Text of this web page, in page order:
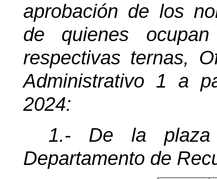
aprobación de los
de quienes
respectivas ternas,
Administrativo 1 a
2024:
1.- De la
Departamento de